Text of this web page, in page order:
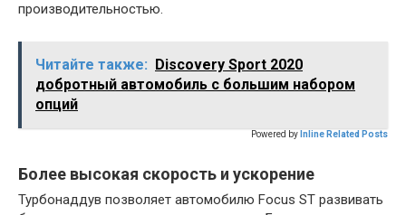
производительностью.
Читайте также: Discovery Sport 2020
добротный автомобиль с большим набором
опций
Powered by Inline Related Posts
Более высокая скорость и ускорение
Турбонаддув позволяет автомобилю Focus ST развивать